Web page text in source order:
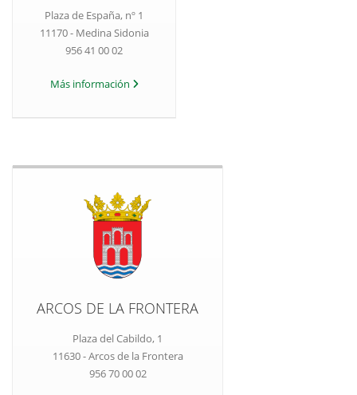
Plaza de España, nº 1
11170 - Medina Sidonia
956 41 00 02
Más información
ARCOS DE LA FRONTERA
Plaza del Cabildo, 1
11630 - Arcos de la Frontera
956 70 00 02